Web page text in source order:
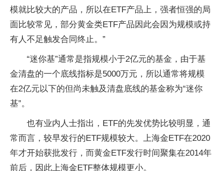
模就比较大的产品，所以在ETF产品上，强者恒强的局
面比较常见，部分黄金类ETF产品因此会因为规模或持
有人不足触发合同终止。”
“迷你基”通常是指规模小于2亿元的基金，由于基
金清盘的一个底线指标是5000万元，所以通常将规模
在2亿元以下的但尚未触及清盘底线的基金称为“迷你
基”。
也有业内人士指出，ETF的先发优势比较明显，通
常而言，较早发行的ETF规模较大。上海金ETF在2020
年才开始获批发行，而黄金ETF发行时间聚集在2014年
前后，因此上海金ETF整体规模更小。